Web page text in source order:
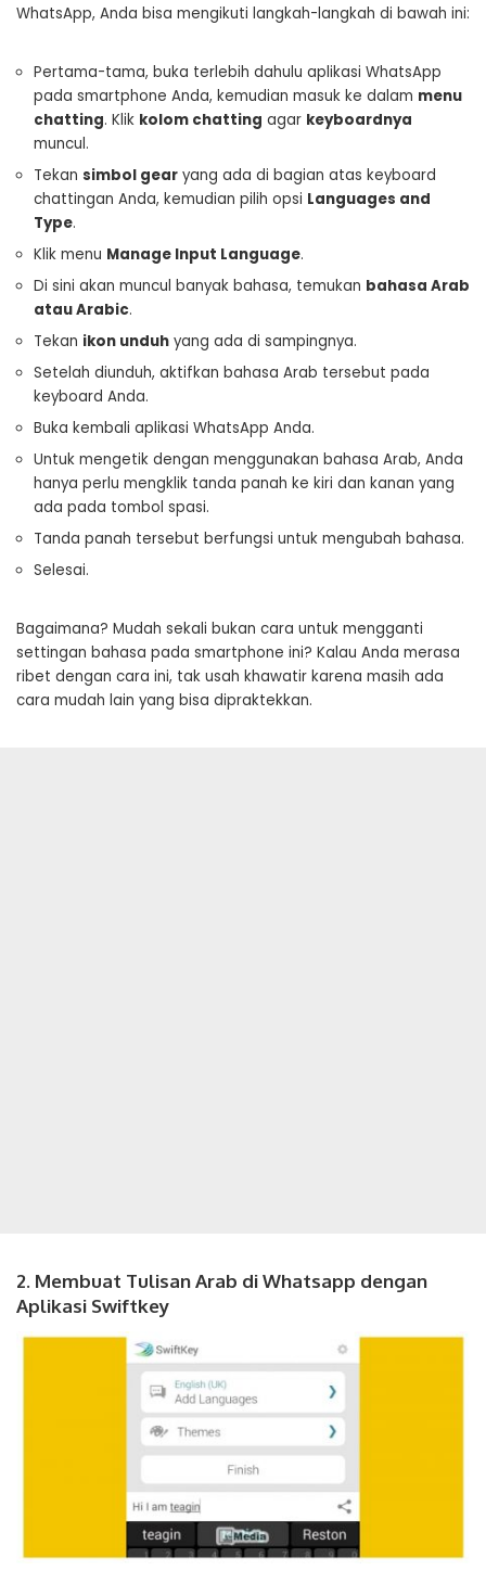
WhatsApp, Anda bisa mengikuti langkah-langkah di bawah ini:
Pertama-tama, buka terlebih dahulu aplikasi WhatsApp
pada smartphone Anda, kemudian masuk ke dalam menu
chatting. Klik kolom chatting agar keyboardnya
muncul.
Tekan simbol gear yang ada di bagian atas keyboard
chattingan Anda, kemudian pilih opsi Languages and
Type.
Klik menu Manage Input Language.
Di sini akan muncul banyak bahasa, temukan bahasa Arab
atau Arabic.
Tekan ikon unduh yang ada di sampingnya.
Setelah diunduh, aktifkan bahasa Arab tersebut pada
keyboard Anda.
Buka kembali aplikasi WhatsApp Anda.
Untuk mengetik dengan menggunakan bahasa Arab, Anda
hanya perlu mengklik tanda panah ke kiri dan kanan yang
ada pada tombol spasi.
Tanda panah tersebut berfungsi untuk mengubah bahasa.
Selesai.
Bagaimana? Mudah sekali bukan cara untuk mengganti
settingan bahasa pada smartphone ini? Kalau Anda merasa
ribet dengan cara ini, tak usah khawatir karena masih ada
cara mudah lain yang bisa dipraktekkan.
2. Membuat Tulisan Arab di Whatsapp dengan
Aplikasi Swiftkey